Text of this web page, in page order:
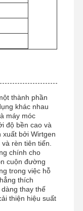
thành phần
khác nhau
máy móc
độ bền cao và
bởi Wirtgen
rèn tiên tiến.
chính cho
cuộn đường
trong việc hỗ
thích
thay thế
thiện hiệu suất